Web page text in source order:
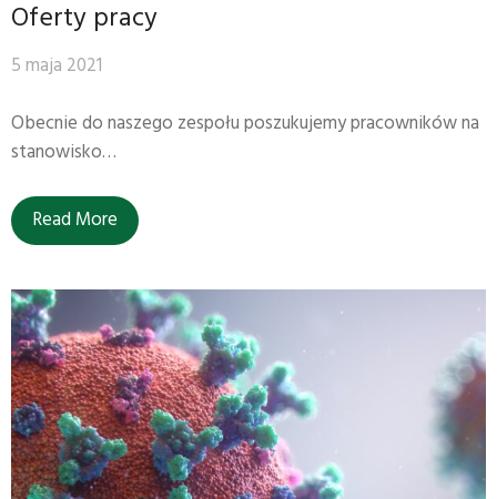
Oferty pracy
5 maja 2021
Obecnie do naszego zespołu poszukujemy pracowników na
stanowisko…
Read More